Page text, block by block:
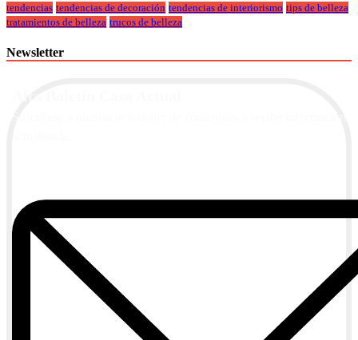
tendencias tendencias de decoración tendencias de interiorismo tips de belleza
tratamientos de belleza trucos de belleza
Newsletter